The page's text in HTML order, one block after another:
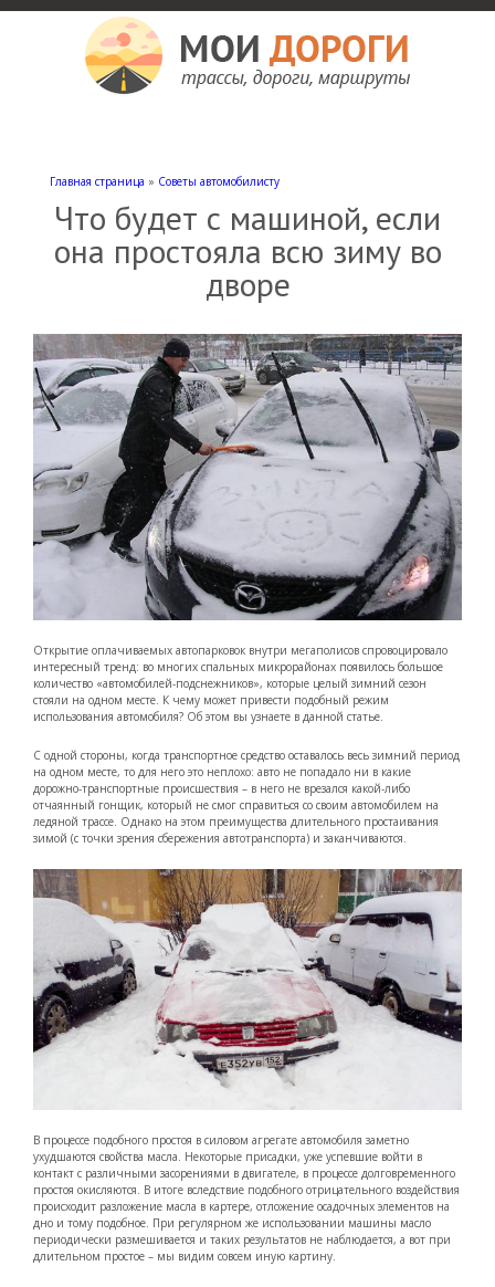
Главная страница » Советы автомобилисту
Что будет с машиной, если
она простояла всю зиму во
дворе
Открытие оплачиваемых автопарковок внутри мегаполисов спровоцировало
интересный тренд: во многих спальных микрорайонах появилось большое
количество «автомобилей-подснежников», которые целый зимний сезон
стояли на одном месте. К чему может привести подобный режим
использования автомобиля? Об этом вы узнаете в данной статье.
С одной стороны, когда транспортное средство оставалось весь зимний период
на одном месте, то для него это неплохо: авто не попадало ни в какие
дорожно-транспортные происшествия – в него не врезался какой-либо
отчаянный гонщик, который не смог справиться со своим автомобилем на
ледяной трассе. Однако на этом преимущества длительного простаивания
зимой (с точки зрения сбережения автотранспорта) и заканчиваются.
В процессе подобного простоя в силовом агрегате автомобиля заметно
ухудшаются свойства масла. Некоторые присадки, уже успевшие войти в
контакт с различными засорениями в двигателе, в процессе долговременного
простоя окисляются. В итоге вследствие подобного отрицательного воздействия
происходит разложение масла в картере, отложение осадочных элементов на
дно и тому подобное. При регулярном же использовании машины масло
периодически размешивается и таких результатов не наблюдается, а вот при
длительном простое – мы видим совсем иную картину.